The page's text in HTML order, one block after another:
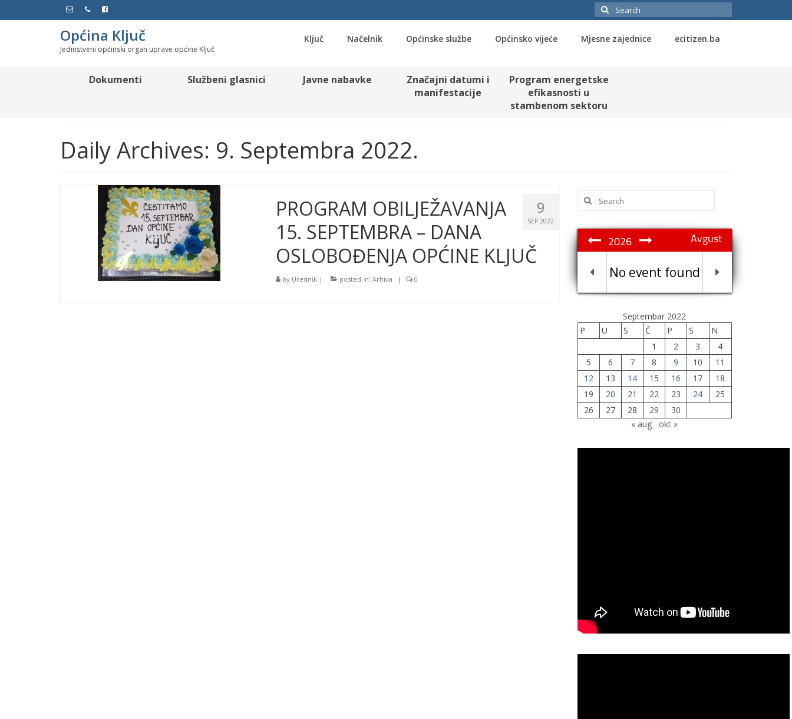
Search
for:
Općina Ključ
Jedinstveni općinski organ uprave općine Ključ
Ključ Načelnik Općinske službe Općinsko vijeće Mjesne zajednice ecitizen.ba
Dokumenti Službeni glasnici Javne nabavke
Značajni datumi i
manifestacije
Program energetske
efikasnosti u
stambenom sektoru
Daily Archives: 9. Septembra 2022.
9
SEP 2022
PROGRAM OBILJEŽAVANJA
15. SEPTEMBRA – DANA
OSLOBOĐENJA OPĆINE KLJUČ
by Urednik| posted in: Arhiva | 0
Search
for:
Avgust
2026
No event found
Septembar 2022
P
U S Č P S
N
1
2 3
4
5
6 7 8 9 10
11
12
13 14 15 16 17
18
19
20 21 22 23 24
25
26
27 28 29
30
« aug
okt »